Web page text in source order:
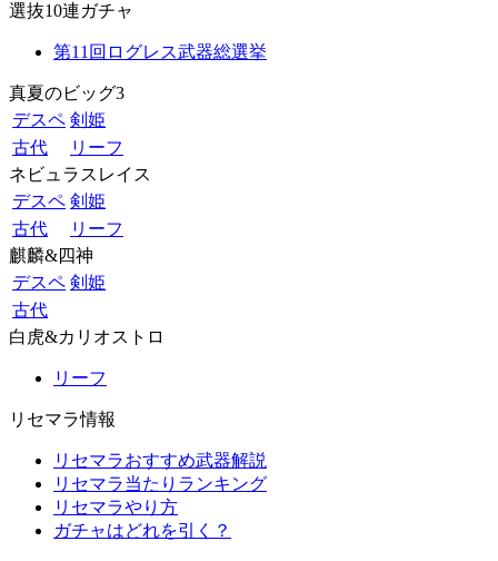
選抜10連ガチャ
第11回ログレス武器総選挙
真夏のビッグ3
デスペ 剣姫
古代
リーフ
ネビュラスレイス
デスペ 剣姫
古代
リーフ
麒麟&四神
デスペ 剣姫
古代
白虎&カリオストロ
リーフ
リセマラ情報
リセマラおすすめ武器解説
リセマラ当たりランキング
リセマラやり方
ガチャはどれを引く？